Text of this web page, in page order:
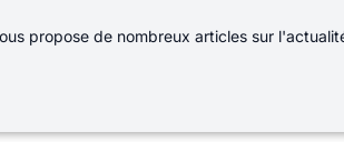
propose de nombreux articles sur